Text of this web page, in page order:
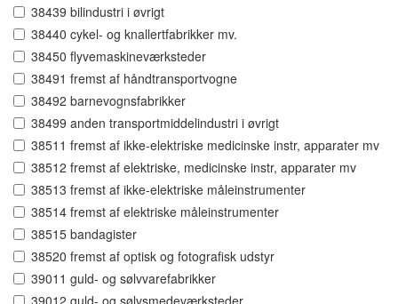
38439 bilindustri i øvrigt
38440 cykel- og knallertfabrikker mv.
38450 flyvemaskineværksteder
38491 fremst af håndtransportvogne
38492 barnevognsfabrikker
38499 anden transportmiddelindustri i øvrigt
38511 fremst af ikke-elektriske medicinske instr, apparater mv
38512 fremst af elektriske, medicinske instr, apparater mv
38513 fremst af ikke-elektriske måleinstrumenter
38514 fremst af elektriske måleinstrumenter
38515 bandagister
38520 fremst af optisk og fotografisk udstyr
39011 guld- og sølvvarefabrikker